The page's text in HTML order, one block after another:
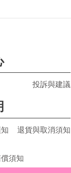
投訴與建議
退貨與取消須知
須知